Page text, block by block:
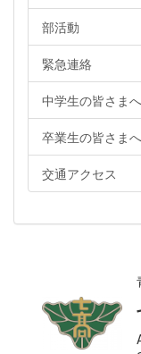
部活動
緊急連絡
中学生の皆さまへ
卒業生の皆さまへ
交通アクセス